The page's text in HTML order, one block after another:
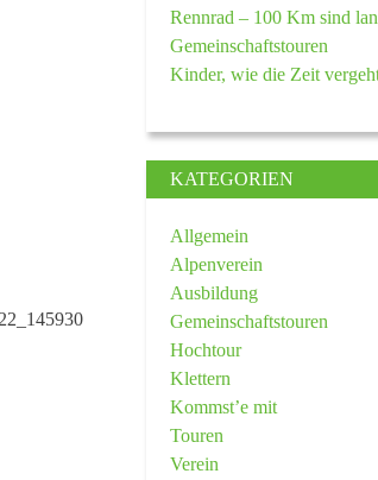
Rennrad – 100 Km sind
Gemeinschaftstouren
Kinder, wie die Zeit
KATEGORIEN
Allgemein
Alpenverein
Ausbildung
Gemeinschaftstouren
Hochtour
Klettern
Kommst’e mit
Touren
Verein